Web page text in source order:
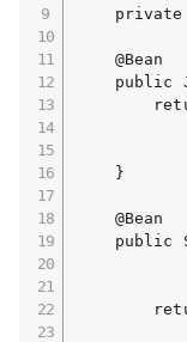
    @Bean
public
    }
    @Bean
public